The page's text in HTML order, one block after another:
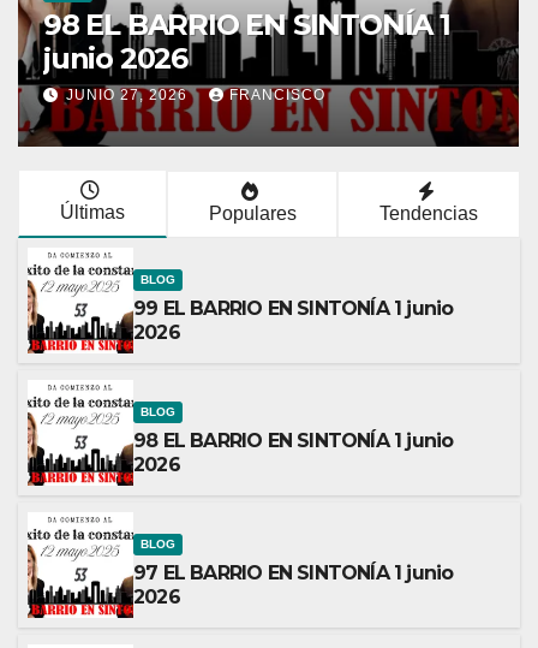
97 EL BARRIO EN SINTONÍA 1
junio 2026
JUNIO 27, 2026 FRANCISCO
Últimas Populares Tendencias
BLOG
99 EL BARRIO EN SINTONÍA 1 junio
2026
BLOG
98 EL BARRIO EN SINTONÍA 1 junio
2026
BLOG
97 EL BARRIO EN SINTONÍA 1 junio
2026